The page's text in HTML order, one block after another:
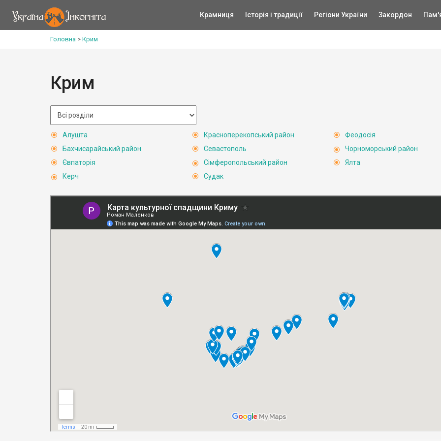
Крамниця Історія і традиції Регіони України Закордон
Головна > Крим
Крим
Алушта
Бахчисарайський район
Євпаторія
Керч
Красноперекопський район
Севастополь
Сімферопольський район
Судак
Феодосія
Чорноморський район
Ялта